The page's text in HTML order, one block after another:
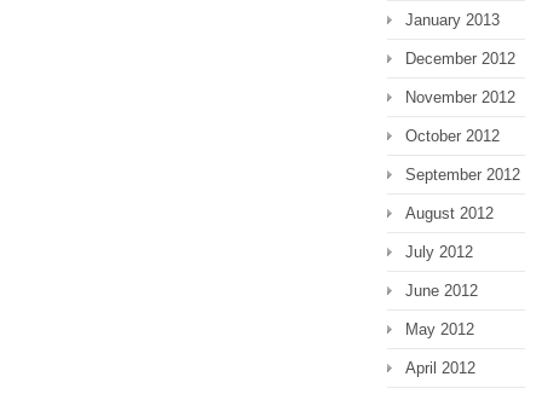
January 2013
December 2012
November 2012
October 2012
September 2012
August 2012
July 2012
June 2012
May 2012
April 2012